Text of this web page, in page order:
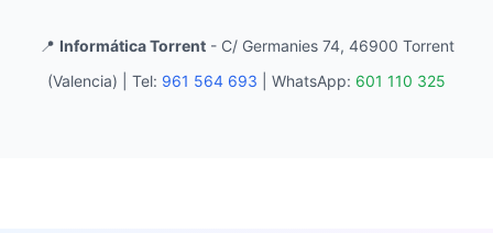
📍 Informática Torrent- C/ Germanies 74, 46900 Torrent
(Valencia) |
Tel: 961 564 693 WhatsApp: 601 110 325